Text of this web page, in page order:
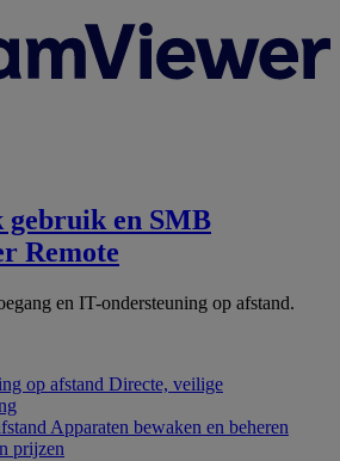
gebruik en SMB
Remote
en IT-ondersteuning op afstand.
op afstand Directe, veilige
Apparaten bewaken en beheren
prijzen